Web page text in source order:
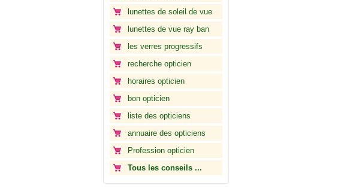
lunettes de soleil de vue
lunettes de vue ray ban
les verres progressifs
recherche opticien
horaires opticien
bon opticien
liste des opticiens
annuaire des opticiens
Profession opticien
Tous les conseils ...